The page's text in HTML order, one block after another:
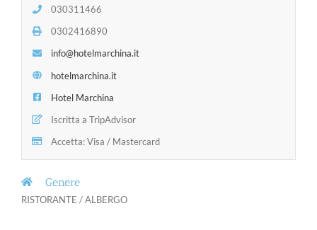
030311466
0302416890
info@hotelmarchina.it
hotelmarchina.it
Hotel Marchina
Iscritta a TripAdvisor
Accetta: Visa / Mastercard
Genere
RISTORANTE / ALBERGO